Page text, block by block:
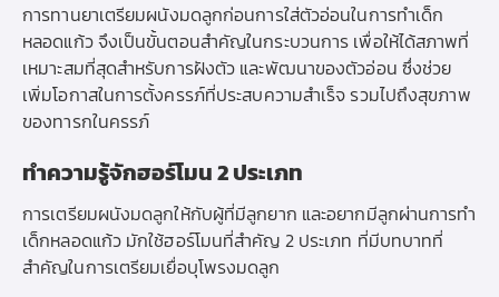
การทานยาเตรียมผนังมดลูกก่อนการใส่ตัวอ่อนในการทำเด็ก
หลอดแก้ว จึงเป็นขั้นตอนสำคัญในกระบวนการ เพื่อให้ได้สภาพที่
เหมาะสมที่สุดสำหรับการฝังตัว และพัฒนาของตัวอ่อน ซึ่งช่วย
เพิ่มโอกาสในการตั้งครรภ์ที่ประสบความสำเร็จ รวมไปถึงสุขภาพ
ของทารกในครรภ์
ทำความรู้จักฮอร์โมน 2 ประเภท
การเตรียมผนังมดลูกให้กับผู้ที่มีลูกยาก และอยากมีลูกผ่านการทำ
เด็กหลอดแก้ว มักใช้ฮอร์โมนที่สำคัญ 2 ประเภท ที่มีบทบาทที่
สำคัญในการเตรียมเยื่อบุโพรงมดลูก